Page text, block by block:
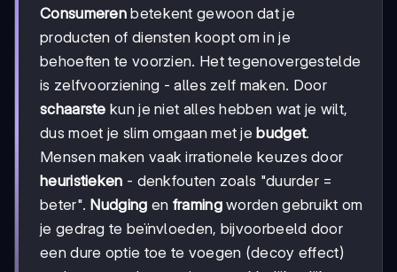
Consumeren betekent gewoon dat je
producten of diensten koopt om in je
behoeften te voorzien. Het tegenovergestelde
is zelfvoorziening - alles zelf maken. Door
schaarste kun je niet alles hebben wat je wilt,
dus moet je slim omgaan met je budget.
Mensen maken vaak irrationele keuzes door
heuristieken - denkfouten zoals "duurder =
beter". Nudging en framingworden gebruikt om
je gedrag te beïnvloeden, bijvoorbeeld door
een dure optie toe te voegen (decoy effect)